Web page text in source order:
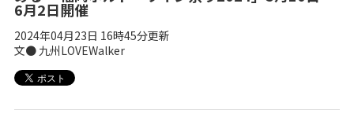
6月2日開催
2024年04月23日 16時45分更新
文● 九州LOVEWalker